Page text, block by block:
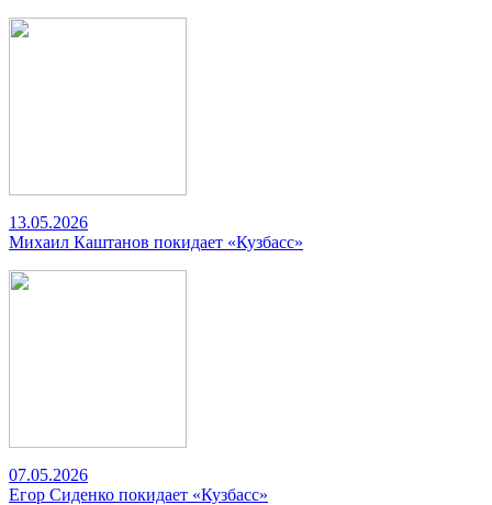
13.05.2026
Михаил Каштанов покидает «Кузбасс»
07.05.2026
Егор Сиденко покидает «Кузбасс»